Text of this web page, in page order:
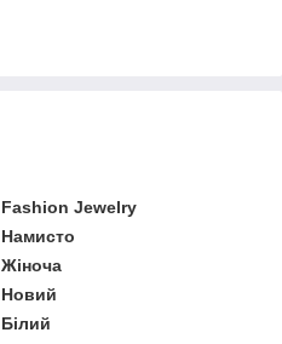
Fashion Jewelry
Намисто
Жіноча
Новий
Білий